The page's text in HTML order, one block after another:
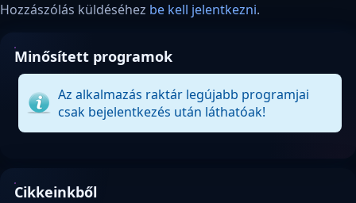
Hozzászólás küldéséhez be kell jelentkezni.
Minősített programok
Az alkalmazás raktár legújabb programjai
csak bejelentkezés után láthatóak!
Cikkeinkből